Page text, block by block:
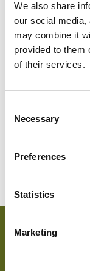
We also share
our social media,
may combine it
provided to them
of their services.
Selection
Necessary
Preferences
Statistics
Marketing